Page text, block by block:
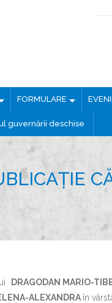
t
ă
FORMULARE
guvernării deschise
DRAGODAN MARIO-
ALEXANDRAîn